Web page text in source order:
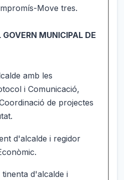
Move tres.
MUNICIPAL DE
amb les
i Comunicació,
de projectes
d'alcalde i regidor
tinenta d'alcalde i